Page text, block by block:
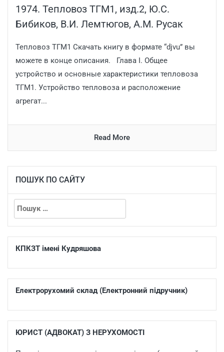
1974. Тепловоз ТГМ1, изд.2, Ю.С.
Бибиков, В.И. Лемтюгов, А.М. Русак
Тепловоз ТГМ1 Скачать книгу в формате “djvu” вы
можете в конце описания. Глава I. Общее
устройство и основные характеристики тепловоза
ТГМ1. Устройство тепловоза и расположение
агрегат...
Read More
ПОШУК ПО САЙТУ
КПКЗТ імені Кудряшова
Електрорухомий склад (Електронний підручник)
ЮРИСТ (АДВОКАТ) З НЕРУХОМОСТІ